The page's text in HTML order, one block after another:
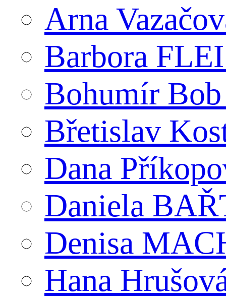
Arna
Barbora
Bohumír
Břetislav
Dana
Daniela
Denisa
Hana